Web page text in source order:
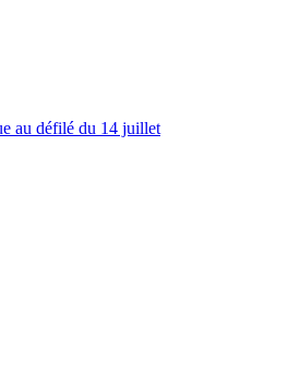
au défilé du 14 juillet